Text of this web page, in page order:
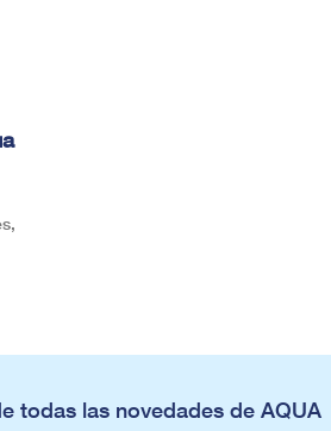
todas las novedades de AQUA